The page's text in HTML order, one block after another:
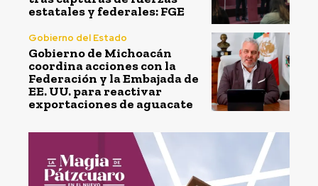
estatales y federales: FGE
Gobierno del Estado
Gobierno de Michoacán
coordina acciones con la
Federación y la Embajada de
EE. UU. para reactivar
exportaciones de aguacate